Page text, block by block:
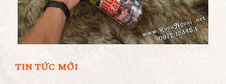
TIN TỨC MỚI